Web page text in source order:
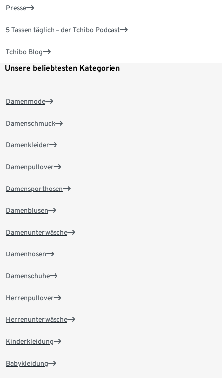
Presse
5 Tassen täglich – der Tchibo Podcast
Tchibo Blog
Unsere beliebtesten Kategorien
Damenmode
Damenschmuck
Damenkleider
Damenpullover
Damensporthosen
Damenblusen
Damenunterwäsche
Damenhosen
Damenschuhe
Herrenpullover
Herrenunterwäsche
Kinderkleidung
Babykleidung